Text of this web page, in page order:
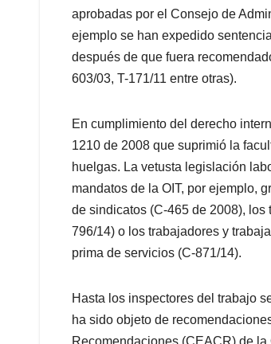
aprobadas por el Consejo de
ejemplo se han expedido
después de que fuera
603/03, T-171/11 entre otras).
En cumplimiento del derecho
1210 de 2008 que suprimió la
huelgas. La vetusta legislación
mandatos de la OIT, por ejemplo,
de sindicatos (C-465 de 2008),
796/14) o los trabajadores y
prima de servicios (C-871/14).
Hasta los inspectores del trabajo
ha sido objeto de
Recomendaciones (CEACR) de